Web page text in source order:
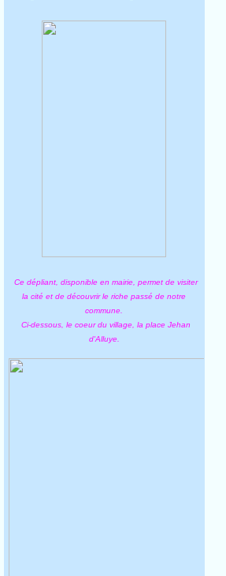
Ce dépliant, disponible en mairie, permet de visiter
la cité et de découvrir le riche passé de notre
commune.
Ci-dessous, le coeur du village, la place Jehan
d'Alluye.